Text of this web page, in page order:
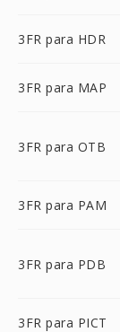
3FR para HDR
3FR para MAP
3FR para OTB
3FR para PAM
3FR para PDB
3FR para PICT